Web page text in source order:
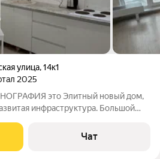
улица,14к1
2025
это Элитный новый дом,
инфраструктура. Большой
общественного транспорта-
(15 мин до
Чат